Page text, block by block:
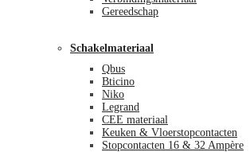
Gereedschap
Schakelmateriaal
Qbus
Bticino
Niko
Legrand
CEE materiaal
Keuken & Vloerstopcontacten
Stopcontacten 16 & 32 Ampère